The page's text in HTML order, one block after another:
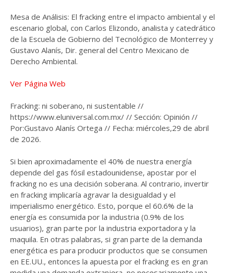
Mesa de Análisis: El fracking entre el impacto ambiental y el
escenario global, con Carlos Elizondo, analista y catedrático
de la Escuela de Gobierno del Tecnológico de Monterrey y
Gustavo Alanís, Dir. general del Centro Mexicano de
Derecho Ambiental.
Ver Página Web
Fracking: ni soberano, ni sustentable //
https://www.eluniversal.com.mx/ // Sección: Opinión //
Por:Gustavo Alanís Ortega // Fecha: miércoles,29 de abril
de 2026.
Si bien aproximadamente el 40% de nuestra energía
depende del gas fósil estadounidense, apostar por el
fracking no es una decisión soberana. Al contrario, invertir
en fracking implicaría agravar la desigualdad y el
imperialismo energético. Esto, porque el 60.6% de la
energía es consumida por la industria (0.9% de los
usuarios), gran parte por la industria exportadora y la
maquila. En otras palabras, si gran parte de la demanda
energética es para producir productos que se consumen
en EE.UU., entonces la apuesta por el fracking es en gran